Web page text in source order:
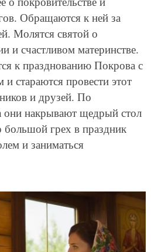
Обращаются к ней за
Молятся святой о
и счастливом материнстве.
к празднованию Покрова с
стараются провести этот
и друзей. По
они накрывают щедрый стол
грех в праздник
и заниматься